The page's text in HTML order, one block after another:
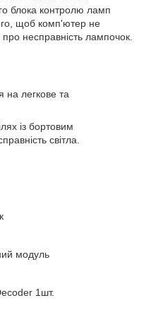
блока контролю ламп
щоб комп'ютер не
несправність лампочок.
на легкове та
із бортовим
світла.
модуль
1шт.